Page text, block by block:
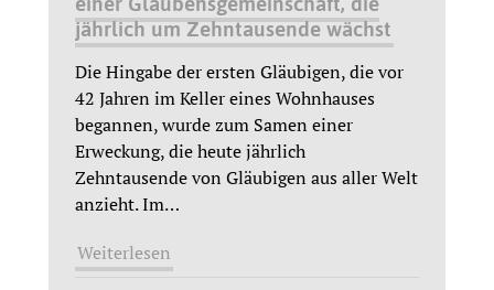
jährlich um Zehntausende wächst
Die Hingabe der ersten Gläubigen, die vor
42 Jahren im Keller eines Wohnhauses
begannen, wurde zum Samen einer
Erweckung, die heute jährlich
Zehntausende von Gläubigen aus aller Welt
anzieht. Im…
Weiterlesen